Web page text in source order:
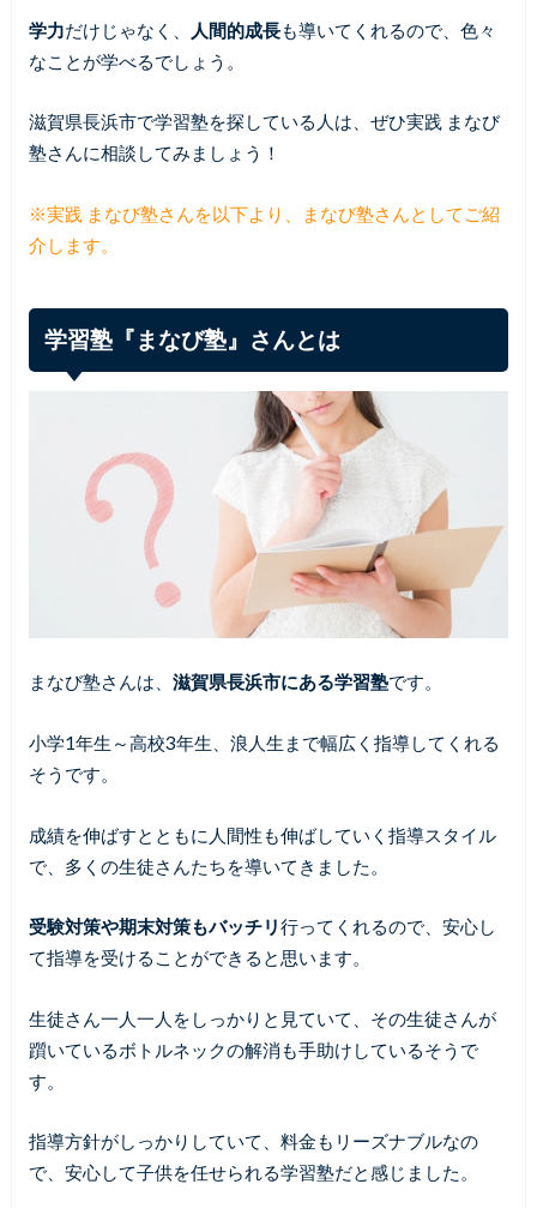
学力だけじゃなく、 人間的成長も導いてくれるので、色々
なことが学べるでしょう。
滋賀県長浜市で学習塾を探している人は、ぜひ実践 まなび
塾さんに相談してみましょう！
※実践 まなび塾さんを以下より、まなび塾さんとしてご紹
介します。
学習塾『まなび塾』さんとは
まなび塾さんは、 滋賀県長浜市にある学習塾です。
小学1年生～高校3年生、浪人生まで幅広く指導してくれる
そうです。
成績を伸ばすとともに人間性も伸ばしていく指導スタイル
で、多くの生徒さんたちを導いてきました。
受験対策や期末対策もバッチリ行ってくれるので、安心し
て指導を受けることができると思います。
生徒さん一人一人をしっかりと見ていて、その生徒さんが
躓いているボトルネックの解消も手助けしているそうで
す。
指導方針がしっかりしていて、料金もリーズナブルなの
で、安心して子供を任せられる学習塾だと感じました。